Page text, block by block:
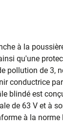
à la
qu'une
pollution de 3,
conductrice
blindé est
de 63 V et à
à la norme